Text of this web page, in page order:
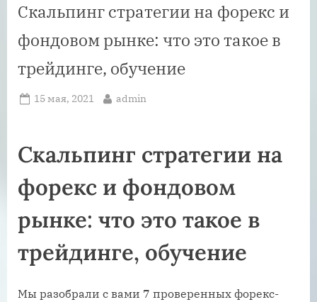
Скальпинг стратегии на форекс и
фондовом рынке: что это такое в
трейдинге, обучение
Posted
15 мая, 2021 By
admin
Скальпинг стратегии на
форекс и фондовом
рынке: что это такое в
трейдинге, обучение
Мы разобрали с вами 7 проверенных форекс-